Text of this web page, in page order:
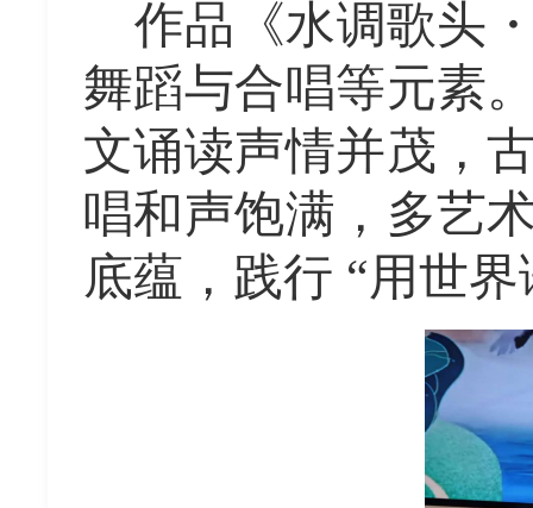
作品《水调歌头
舞蹈与合唱等元素
文诵读声情并茂，
唱和声饱满，多艺
底蕴，践行 “用世